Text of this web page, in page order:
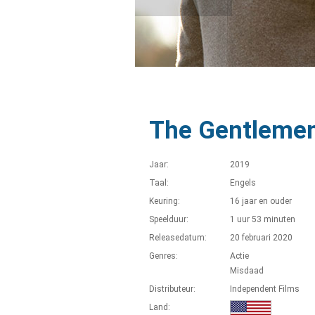
The
Jaar:
2019
Taal:
Engels
Keuring:
16 jaar en ouder
Speelduur:
1 uur 53 minuten
Releasedatum:
20 februari 2020
Genres:
Actie
Misdaad
Distributeur:
Independent Films
Land: